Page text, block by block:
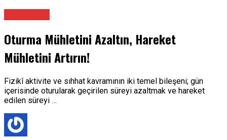
Oturma Mühletini Azaltın, Hareket
Mühletini Artırın!
Fizikî aktivite ve sıhhat kavramının iki temel bileşeni; gün
içerisinde oturularak geçirilen süreyi azaltmak ve hareket
edilen süreyi …